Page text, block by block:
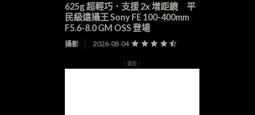
625g 超輕巧．支援 2x 增距鏡 平
民級遠攝王 Sony FE 100-400mm
F5.6-8.0 GM OSS 登場
攝影 2026-08-04
- 廣告 -